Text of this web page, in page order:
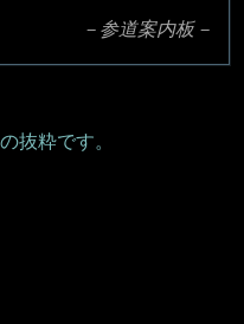
－参道案内板－
抜粋です。